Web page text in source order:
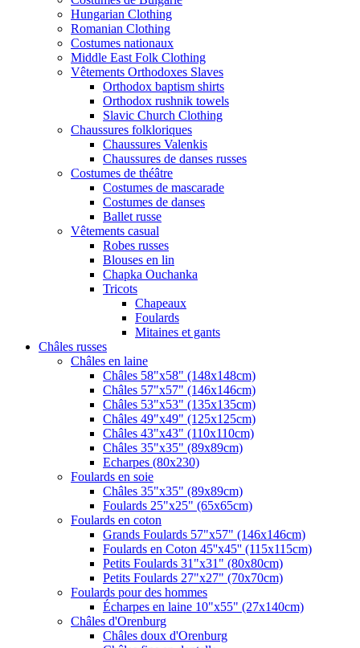
Hungarian Clothing
Romanian Clothing
Costumes nationaux
Middle East Folk Clothing
Vêtements Orthodoxes Slaves
Orthodox baptism shirts
Orthodox rushnik towels
Slavic Church Clothing
Chaussures folkloriques
Chaussures Valenkis
Chaussures de danses russes
Costumes de théâtre
Costumes de mascarade
Costumes de danses
Ballet russe
Vêtements casual
Robes russes
Blouses en lin
Chapka Ouchanka
Tricots
Chapeaux
Foulards
Mitaines et gants
Châles russes
Châles en laine
Châles 58"x58" (148x148cm)
Châles 57"x57" (146x146cm)
Châles 53"x53" (135x135cm)
Châles 49"x49" (125x125cm)
Châles 43"x43" (110x110cm)
Châles 35"x35" (89x89cm)
Echarpes (80х230)
Foulards en soie
Châles 35"x35" (89x89cm)
Foulards 25"x25" (65x65cm)
Foulards en coton
Grands Foulards 57"x57" (146x146cm)
Foulards en Coton 45''x45'' (115x115cm)
Petits Foulards 31"x31" (80x80cm)
Petits Foulards 27"x27" (70x70cm)
Foulards pour des hommes
Écharpes en laine 10"x55" (27x140cm)
Châles d'Orenburg
Châles doux d'Orenburg